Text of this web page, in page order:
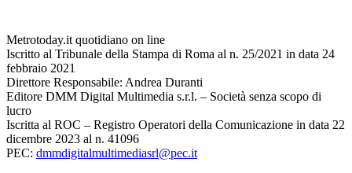
Metrotoday.it quotidiano on line
Iscritto al Tribunale della Stampa di Roma al n. 25/2021 in data 24
febbraio 2021
Direttore Responsabile: Andrea Duranti
Editore DMM Digital Multimedia s.r.l. – Società senza scopo di
lucro
Iscritta al ROC – Registro Operatori della Comunicazione in data 22
dicembre 2023 al n. 41096
PEC: dmmdigitalmultimediasrl@pec.it